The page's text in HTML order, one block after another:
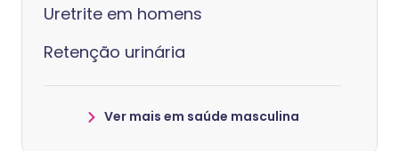
Uretrite em homens
Retenção urinária
Ver mais em saúde masculina